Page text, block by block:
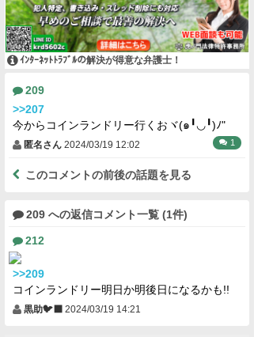
ｲﾝﾀｰﾈｯﾄﾄﾗﾌﾞﾙの解決が得意な弁護士！
209
>>207
今からコインランドリー行くおヾ(๑╹◡╹)ﾉ"
匿名さん 2024/03/19 12:02 1
このコメントの前後の話題を見る
209 への返信コメント一覧 (1件)
212
>>209
コインランドリー明日か明後日になるかも!!
黒助🐦‍⬛ 2024/03/19 14:21